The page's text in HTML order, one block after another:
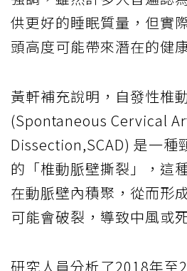
供更好的睡眠質量，但實
頭高度可能帶來潛在的健
黃軒補充說明，自發性椎
(Spontaneous Cervical
Dissection,SCAD) 是一種
的「椎動脈壁撕裂」，這
在動脈壁內積聚，從而形
可能會破裂，導致中風或
研究人員分析了2018年至